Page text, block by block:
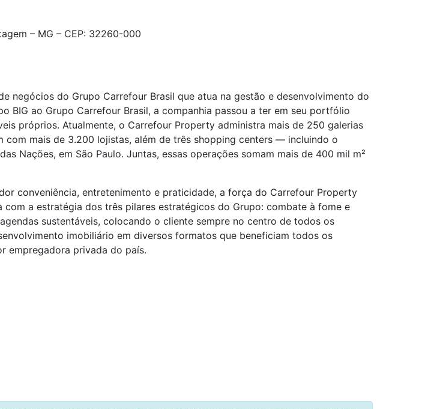
– MG – CEP: 32260-000
negócios do Grupo Carrefour Brasil que atua na gestão e desenvolvimento do
ao Grupo Carrefour Brasil, a companhia passou a ter em seu portfólio
próprios. Atualmente, o Carrefour Property administra mais de 250 galerias
com mais de 3.200 lojistas, além de três shopping centers — incluindo o
Nações, em São Paulo. Juntas, essas operações somam mais de 400 mil m²
conveniência, entretenimento e praticidade, a força do Carrefour Property
a estratégia dos três pilares estratégicos do Grupo: combate à fome e
sustentáveis, colocando o cliente sempre no centro de todos os
imobiliário em diversos formatos que beneficiam todos os
empregadora privada do país.